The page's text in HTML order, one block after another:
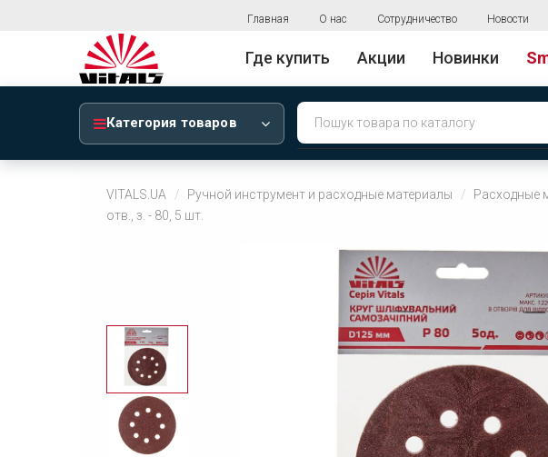
Главная О нас Сотрудничество Новости
Где купить Акции Новинки
Категория товаров
VITALS.UA Ручной инструмент и расходные материалы Расходные
отв., з. - 80, 5 шт.